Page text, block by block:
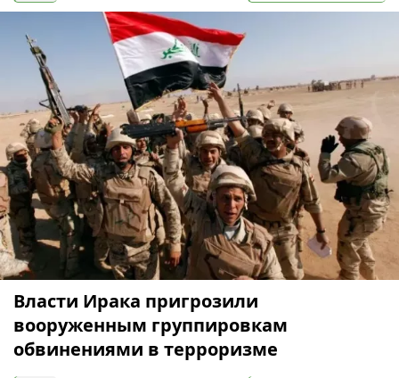
Власти Ирака пригрозили
вооруженным группировкам
обвинениями в терроризме